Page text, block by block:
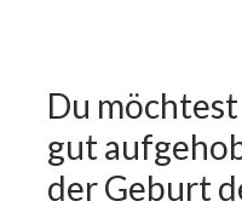
Du
gut
der Geburt